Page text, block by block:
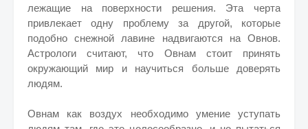
лежащие на поверхности решения. Эта черта
привлекает одну проблему за другой, которые
подобно снежной лавине надвигаются на Овнов.
Астрологи считают, что Овнам стоит принять
окружающий мир и научиться больше доверять
людям.
Овнам как воздух необходимо умение уступать